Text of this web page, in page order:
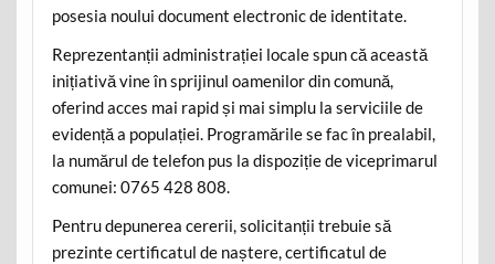
posesia noului document electronic de identitate.
Reprezentanții administrației locale spun că această
inițiativă vine în sprijinul oamenilor din comună,
oferind acces mai rapid și mai simplu la serviciile de
evidență a populației. Programările se fac în prealabil,
la numărul de telefon pus la dispoziție de viceprimarul
comunei: 0765 428 808.
Pentru depunerea cererii, solicitanții trebuie să
prezinte certificatul de naștere, certificatul de